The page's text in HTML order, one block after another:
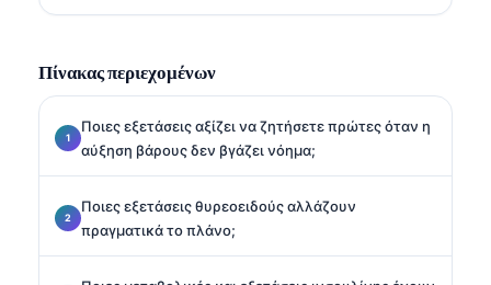
Πίνακας περιεχομένων
Ποιες εξετάσεις αξίζει να ζητήσετε πρώτες όταν η
αύξηση βάρους δεν βγάζει νόημα;
Ποιες εξετάσεις θυρεοειδούς αλλάζουν
πραγματικά το πλάνο;